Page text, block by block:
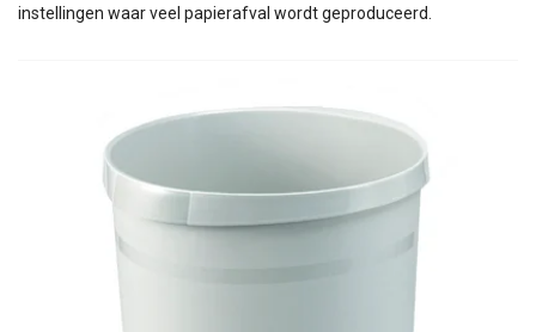
instellingen waar veel papierafval wordt geproduceerd.